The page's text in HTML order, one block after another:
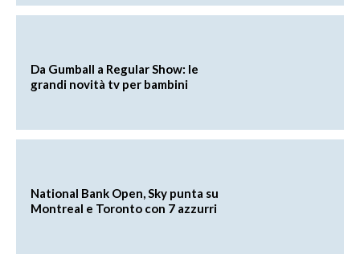
Da Gumball a Regular Show: le
grandi novità tv per bambini
National Bank Open, Sky punta su
Montreal e Toronto con 7 azzurri